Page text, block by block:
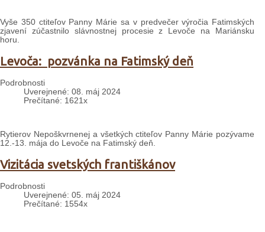
Vyše 350 ctiteľov Panny Márie sa v predvečer výročia Fatimských
zjavení zúčastnilo slávnostnej procesie z Levoče na Mariánsku
horu.
Levoča: pozvánka na Fatimský deň
Podrobnosti
Uverejnené: 08. máj 2024
Prečítané: 1621x
Rytierov Nepoškvrnenej a všetkých ctiteľov Panny Márie pozývame
12.-13. mája do Levoče na Fatimský deň.
Vizitácia svetských františkánov
Podrobnosti
Uverejnené: 05. máj 2024
Prečítané: 1554x